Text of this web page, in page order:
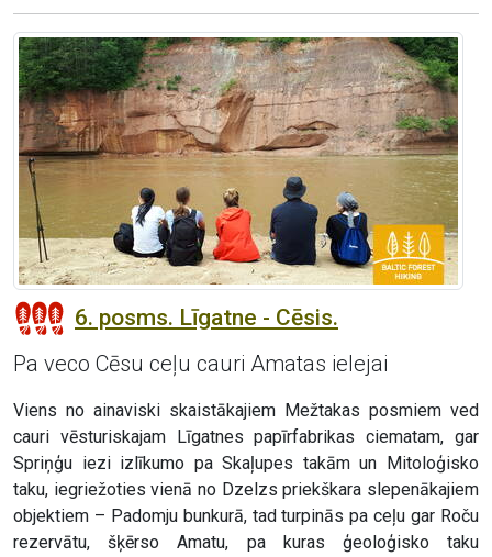
6. posms. Līgatne - Cēsis.
Pa veco Cēsu ceļu cauri Amatas ielejai
Viens no ainaviski skaistākajiem Mežtakas posmiem ved
cauri vēsturiskajam Līgatnes papīrfabrikas ciematam, gar
Spriņģu iezi izlīkumo pa Skaļupes takām un Mitoloģisko
taku, iegriežoties vienā no Dzelzs priekškara slepenākajiem
objektiem – Padomju bunkurā, tad turpinās pa ceļu gar Roču
rezervātu, šķērso Amatu, pa kuras ģeoloģisko taku